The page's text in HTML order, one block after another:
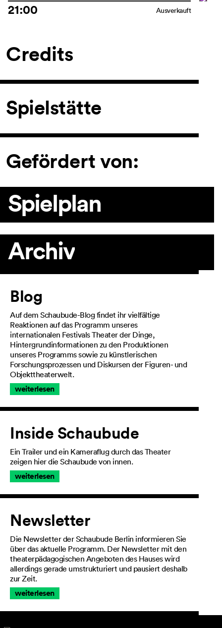
21:00 Ausverkauft
Credits
Spielstätte
Gefördert von:
Spielplan
Archiv
Artikel
Blog
Auf dem Schaubude-Blog findet ihr vielfältige
Reaktionen auf das Programm unseres
internationalen Festivals Theater der Dinge,
Hintergrundinformationen zu den Produktionen
unseres Programms sowie zu künstlerischen
Forschungsprozessen und Diskursen der Figuren- und
Objekttheaterwelt.
weiterlesen
Inside Schaubude
Ein Trailer und ein Kameraflug durch das Theater
zeigen hier die Schaubude von innen.
weiterlesen
Newsletter
Die Newsletter der Schaubude Berlin informieren Sie
über das aktuelle Programm. Der Newsletter mit den
theaterpädagogischen Angeboten des Hauses wird
allerdings gerade umstrukturiert und pausiert deshalb
zur Zeit.
weiterlesen